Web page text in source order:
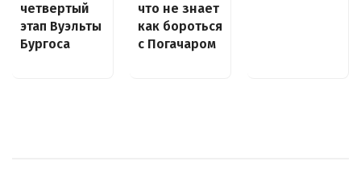
четвертый
этап Вуэльты
Бургоса
что не знает
как бороться
с Погачаром